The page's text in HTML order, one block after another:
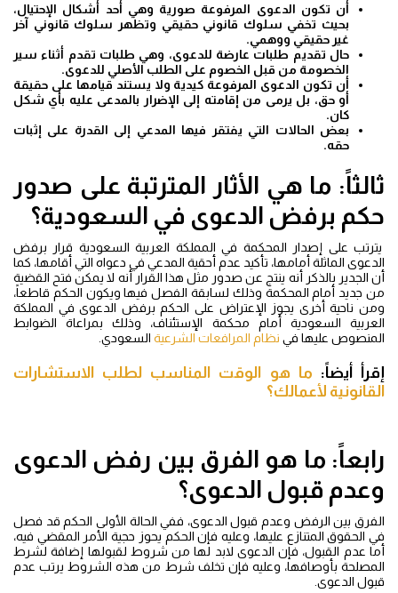
أن تكون الدعوى المرفوعة صورية وهي أحد أشكال الإحتيال،
بحيث تخفي سلوك قانوني حقيقي وتظهر سلوك قانوني آخر
غير حقيقي ووهمي.
حال تقديم طلبات عارضة للدعوى، وهي طلبات تقدم أثناء سير
الخصومة من قبل الخصوم على الطلب الأصلي للدعوى.
أن تكون الدعوى المرفوعة كيدية ولا يستند قيامها على حقيقة
أو حق، بل يرمى من إقامته إلى الإضرار بالمدعى عليه بأي شكل
كان.
بعض الحالات التي يفتقر فيها المدعي إلى القدرة على إثبات
حقه.
ثالثاً: ما هي الأثار المترتبة على صدور
حكم برفض الدعوى في السعودية؟
يترتب على إصدار المحكمة في المملكة العربية السعودية قرار برفض
الدعوى الماثلة أمامها، تأكيد عدم أحقية المدعي في دعواه التي أقامها، كما
أن الجدير بالذكر أنه ينتج عن صدور مثل هذا القرار أنه لا يمكن فتح القضية
من جديد أمام المحكمة وذلك لسابقة الفصل فيها ويكون الحكم قاطعاً،
ومن ناحية أخرى يجوز الإعتراض على الحكم برفض الدعوى في المملكة
العربية السعودية أمام محكمة الإستئناف، وذلك بمراعاة الضوابط
المنصوص عليها في نظام المرافعات الشرعية السعودي.
إقرأ أيضاً: ما هو الوقت المناسب لطلب الاستشارات
القانونية لأعمالك؟
رابعاً: ما هو الفرق بين رفض الدعوى
وعدم قبول الدعوى؟
الفرق بين الرفض وعدم قبول الدعوى، ففي الحالة الأولى الحكم قد فصل
في الحقوق المتنازع عليها، وعليه فإن الحكم يحوز حجية الأمر المقضي فيه،
أما عدم القبول، فإن الدعوى لابد لها من شروط لقبولها إضافة لشرط
المصلحة بأوصافها، وعليه فإن تخلف شرط من هذه الشروط يرتب عدم
قبول الدعوى.